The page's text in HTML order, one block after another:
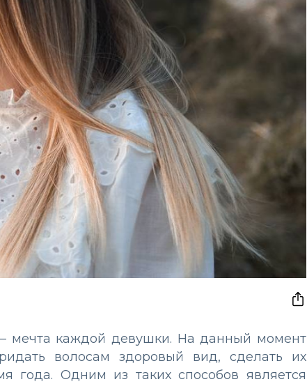
мечта каждой девушки. На данный момент
волосам здоровый вид, сделать их
Одним из таких способов является